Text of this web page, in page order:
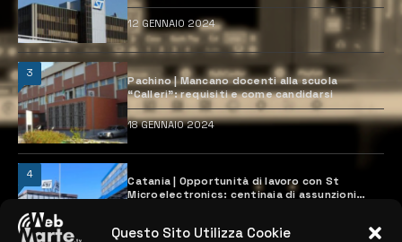
Questo Sito Utilizza Cookie
12 GENNAIO 2024
3
Pachino | Mancano docenti alla scuola
“Calleri”: requisiti e come candidarsi
18 GENNAIO 2024
4
Catania | Opportunità di lavoro con St
Microelectronics: centinaia di assunzioni
28 MARZO 2024